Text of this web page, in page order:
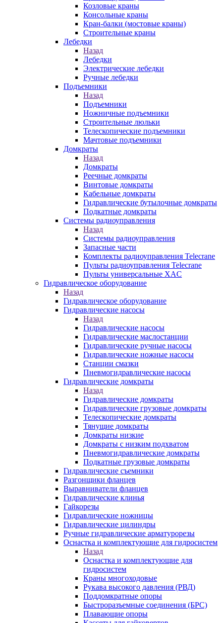
Козловые краны
Консольные краны
Кран-балки (мостовые краны)
Строительные краны
Лебедки
Назад
Лебедки
Электрические лебедки
Ручные лебедки
Подъемники
Назад
Подъемники
Ножничные подъемники
Строительные люльки
Телескопические подъемники
Мачтовые подъемники
Домкраты
Назад
Домкраты
Реечные домкраты
Винтовые домкраты
Кабельные домкраты
Гидравлические бутылочные домкраты
Подкатные домкраты
Системы радиоуправления
Назад
Системы радиоуправления
Запасные части
Комплекты радиоуправления Telecrane
Пульты радиоуправления Telecrane
Пульты универсальные XAC
Гидравлическое оборудование
Назад
Гидравлическое оборудование
Гидравлические насосы
Назад
Гидравлические насосы
Гидравлические маслостанции
Гидравлические ручные насосы
Гидравлические ножные насосы
Станции смазки
Пневмогидравлические насосы
Гидравлические домкраты
Назад
Гидравлические домкраты
Гидравлические грузовые домкраты
Телескопические домкраты
Тянущие домкраты
Домкраты низкие
Домкраты с низким подхватом
Пневмогидравлические домкраты
Подкатные грузовые домкраты
Гидравлические съемники
Разгонщики фланцев
Выравниватели фланцев
Гидравлические клинья
Гайкорезы
Гидравлические ножницы
Гидравлические цилиндры
Ручные гидравлические арматурорезы
Оснастка и комплектующие для гидросистем
Назад
Оснастка и комплектующие для
гидросистем
Краны многоходовые
Рукава высокого давления (РВД)
Поддомкратные опоры
Быстроразъемные соединения (БРС)
Плавающие опоры